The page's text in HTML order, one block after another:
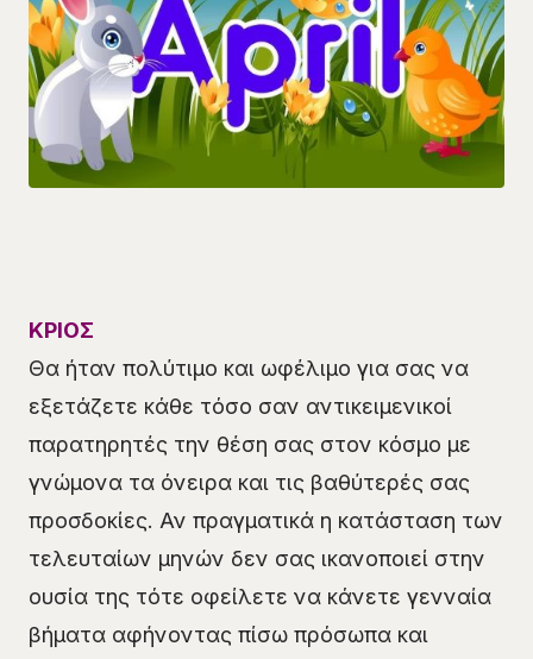
ΚΡΙΟΣ
Θα ήταν πολύτιμο και ωφέλιμο για σας να
εξετάζετε κάθε τόσο σαν αντικειμενικοί
παρατηρητές την θέση σας στον κόσμο με
γνώμονα τα όνειρα και τις βαθύτερές σας
προσδοκίες. Αν πραγματικά η κατάσταση των
τελευταίων μηνών δεν σας ικανοποιεί στην
ουσία της τότε οφείλετε να κάνετε γενναία
βήματα αφήνοντας πίσω πρόσωπα και